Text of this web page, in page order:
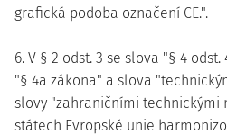
grafická podoba označení CE.".
6. V § 2 odst. 3 se slova "§ 4
"§ 4a zákona" a slova
slovy "zahraničními
státech Evropské unie